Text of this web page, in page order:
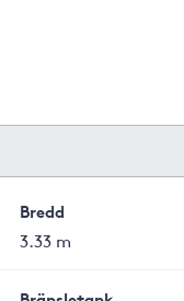
Bredd
3.33 m